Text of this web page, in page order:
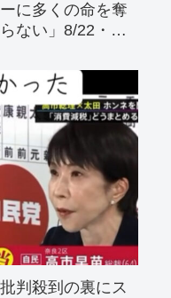
に多くの命を奪
ない」8/22・
判殺到の裏にス